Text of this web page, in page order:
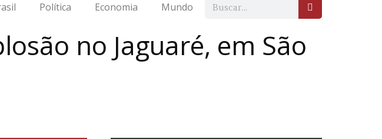
Política Economia Mundo
no Jaguaré, em São